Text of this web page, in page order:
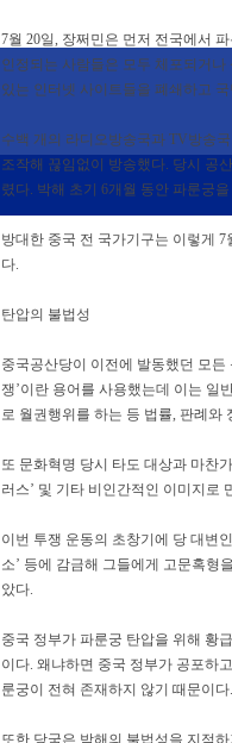
7월 20일, 장쩌민은 먼저 전국에서
인정되는 사람들은 모두 체포되거
있는 인터넷 사이트들을 폐쇄하고
수백 개의 라디오방송국과 TV방송
조작해 끊임없이 방송했다. 당시 공
렸다. 박해 초기 6개월 동안 파룬궁
방대한 중국 전 국가기구는 이렇게
다.
탄압의 불법성
중국공산당이 이전에 발동했던 모
쟁’이란 용어를 사용했는데 이는 일
로 월권행위를 하는 등 법률, 판례와
또 문화혁명 당시 타도 대상과 마찬
러스’ 및 기타 비인간적인 이미지로
이번 투쟁 운동의 초창기에 당 대변
소’ 등에 감금해 그들에게 고문혹형
았다.
중국 정부가 파룬궁 탄압을 위해 황
이다. 왜냐하면 중국 정부가 공포하
룬궁이 전혀 존재하지 않기 때문이다.
또한 당국은 박해의 불법성을 지적